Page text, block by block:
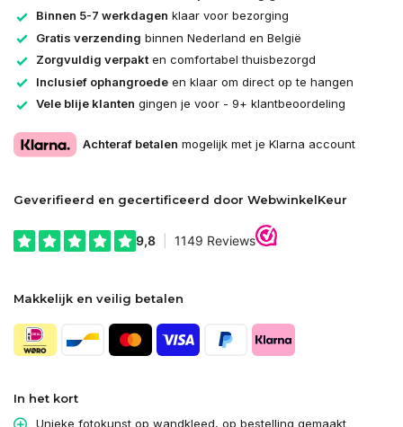
Binnen 5-7 werkdagen klaar voor bezorging
Gratis verzending binnen Nederland en België
Zorgvuldig verpakten comfortabel thuisbezorgd
Inclusief ophangroede en klaar om direct op te hangen
Vele blije klanten gingen je voor - 9+ klantbeoordeling
Achteraf betalen mogelijk met je Klarna account
Geverifieerd en gecertificeerd door WebwinkelKeur
Makkelijk en veilig betalen
In het kort
Unieke fotokunst op wandkleed, op bestelling gemaakt